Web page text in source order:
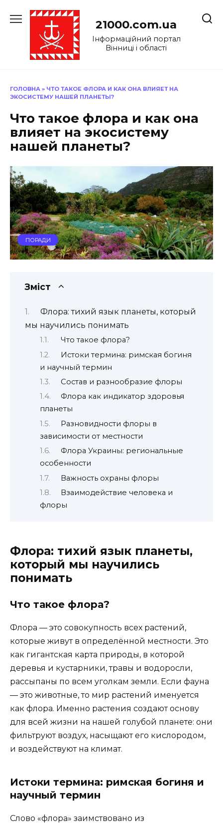
до
21000.com.ua
Інформаційний портал
Вінниці і області
ГОЛОВНА » ЧТО ТАКОЕ ФЛОРА И КАК ОНА ВЛИЯЕТ НА
ЭКОСИСТЕМУ НАШЕЙ ПЛАНЕТЫ?
Что такое флора и как она
влияет на экосистему
нашей планеты?
ПОРАДИ
Зміст
Флора: тихий язык планеты, который
мы научились понимать
Что такое флора?
Истоки термина: римская богиня
и научный термин
Состав и разнообразие флоры
Флора как индикатор здоровья
планеты
Разновидности флоры в
зависимости от местности
Флора Украины: региональные
особенности
Важность охраны флоры
Взаимодействие человека и
флоры
Флора: тихий язык планеты,
который мы научились
понимать
Что такое флора?
Флора — это совокупность всех растений,
которые живут в определённой местности. Это
как гигантская карта природы, в которой
деревья и кустарники, травы и водоросли,
рассыпаны по всем уголкам земли. Если фауна
— это животные, то мир растений именуется
как флора. Именно растения создают основу
для всей жизни на нашей голубой планете: они
фильтруют воздух, насыщают его кислородом,
и воздействуют на климат.
Истоки термина: римская богиня и
научный термин
Слово «флора» заимствовано из